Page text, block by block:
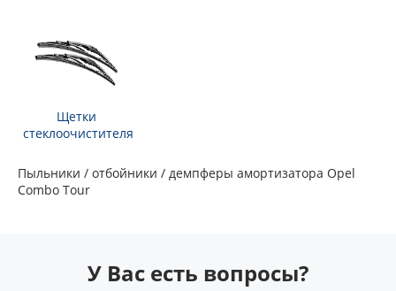
Щетки
стеклоочистителя
Пыльники / отбойники / демпферы амортизатора Opel
Combo Tour
У Вас есть вопросы?